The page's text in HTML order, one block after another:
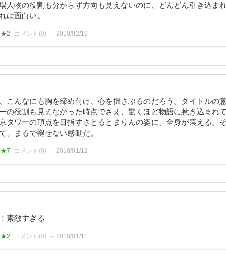
人物の役割も分からず方向も見えないのに、どんどん引き込ま
は面白い。
★2 コメント(0) 2010/02/19
こんなにも胸を締め付け、心を揺さぶるのだろう。タイトルの
の役割も見えなかった時点でさえ、驚くほど物語に惹き込まれ
タワーの頂点を目指すさとるとまりんの姿に、全身が震える。そ
、まるで褪せない感動だ。
★7 コメント(0) 2010/01/12
素敵すぎる
★2 コメント(0) 2010/01/11